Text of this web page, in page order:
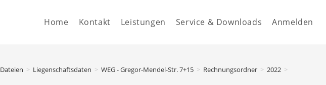
Home Kontakt Leistungen Service & Downloads Anmelden
Dateien > Liegenschaftsdaten > WEG - Gregor-Mendel-Str. 7+15 > Rechnungsordner > 2022 >